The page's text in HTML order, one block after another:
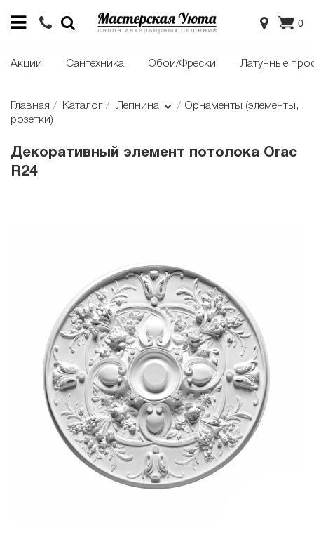
0
Акции Сантехника Обои/Фрески Латунные
Главная Каталог Лепнина
Орнаменты (элементы,
розетки)
Декоративный элемент потолока Orac
R24